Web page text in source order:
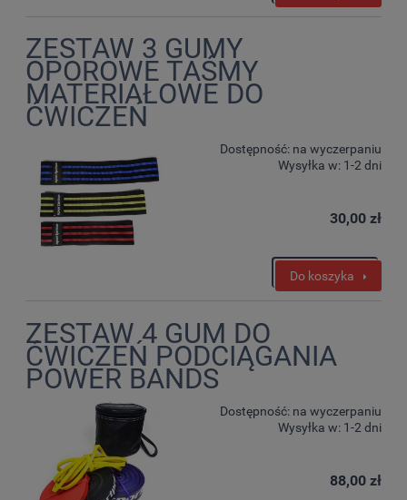
ZESTAW 3 GUMY
OPOROWE TAŚMY
MATERIAŁOWE DO
ĆWICZEŃ
Dostępność: na wyczerpaniu
Wysyłka w: 1-2 dni
30,00 zł
Do koszyka
ZESTAW 4 GUM DO
ĆWICZEŃ PODCIĄGANIA
POWER BANDS
Dostępność: na wyczerpaniu
Wysyłka w: 1-2 dni
88,00 zł